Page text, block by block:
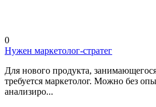
0
Нужен маркетолог-стратег
Для нового продукта,
требуется маркетолог. Можно без
анализиро...